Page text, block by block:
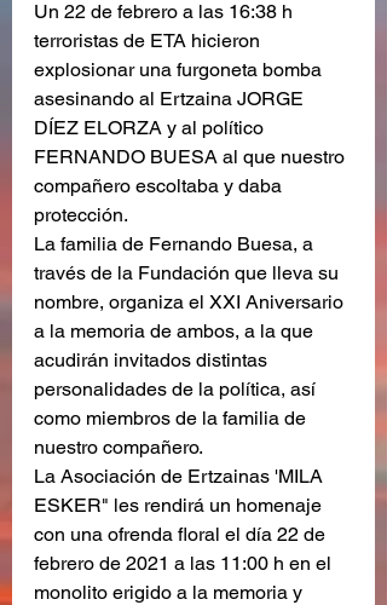
Un 22 de febrero a las 16:38 h
terroristas de ETA hicieron
explosionar una furgoneta bomba
asesinando al Ertzaina JORGE
DÍEZ ELORZA y al político
FERNANDO BUESA al que nuestro
compañero escoltaba y daba
protección.
La familia de Fernando Buesa, a
través de la Fundación que lleva su
nombre, organiza el XXI Aniversario
a la memoria de ambos, a la que
acudirán invitados distintas
personalidades de la política, así
como miembros de la familia de
nuestro compañero.
La Asociación de Ertzainas 'MILA
ESKER" les rendirá un homenaje
con una ofrenda floral el día 22 de
febrero de 2021 a las 11:00 h en el
monolito erigido a la memoria y